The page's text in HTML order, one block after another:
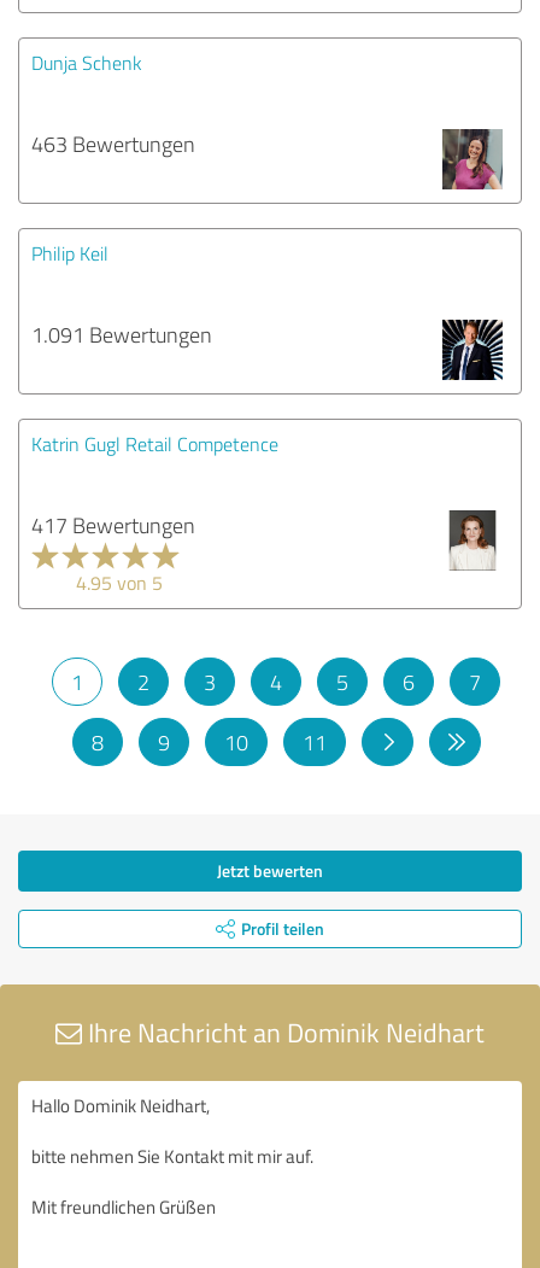
Dunja Schenk
463 Bewertungen
Philip Keil
1.091 Bewertungen
Katrin Gugl Retail Competence
417 Bewertungen
4.95 von 5
1 2 3 4 5 6 7
8 9 10 11
Jetzt bewerten
Profil teilen
Ihre Nachricht an Dominik Neidhart